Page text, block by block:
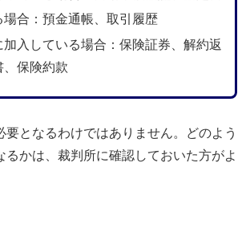
場合：預金通帳、取引履歴
加入している場合：保険証券、解約返
、保険約款
要となるわけではありません。どのよう
るかは、裁判所に確認しておいた方がよ